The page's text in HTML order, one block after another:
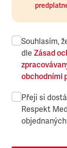
Souhlasím,
dle Zásad
obchodními
Přeji si
Respekt